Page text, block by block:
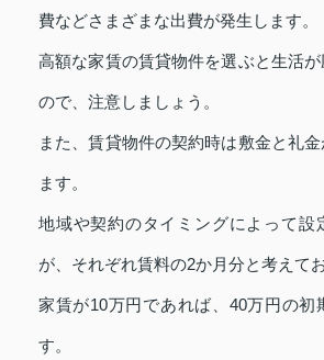
費などさまざまな出費が発生します。
高額な家賃の賃貸物件を選ぶと生活
ので、注意しましょう。
また、賃貸物件の契約時は敷金と礼
ます。
地域や契約のタイミングによって設
が、それぞれ賃料の2か月分と考えて
家賃が10万円であれば、40万円の初
す。